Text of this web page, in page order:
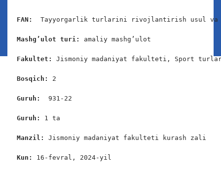
FAN: Tayyorgarlik turlarini rivojlantirish usul va
Mashg’ulot turi: amaliy mashg’ulot
Fakultet: Jismoniy madaniyat fakulteti, Sport
Bosqich: 2
Guruh: 931-22
Guruh: 1 ta
Manzil: Jismoniy madaniyat fakulteti kurash zali
Kun: 16-fevral, 2024-yil